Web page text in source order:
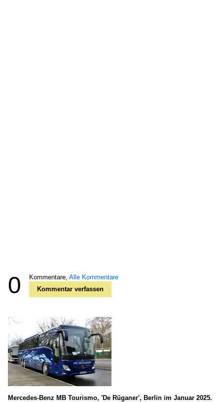
0 Kommentare, Alle Kommentare
Kommentar verfassen
Mercedes-Benz MB Tourismo, 'De Rüganer', Berlin im Januar 2025.